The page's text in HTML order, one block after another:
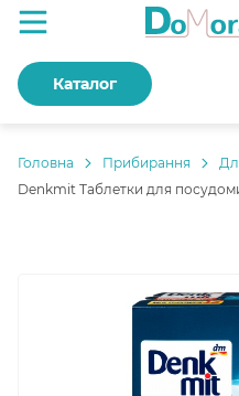
Каталог
Головнa Прибирання
Denkmit Таблетки для